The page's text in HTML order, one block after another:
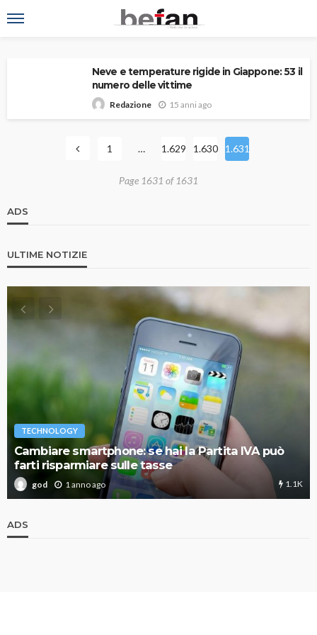
Neve e temperature rigide in Giappone: 53 il
numero delle vittime
Redazione 15 anni ago
1 … 1.629 1.630 1.631
Page 1631 of 1631
ADS
ULTIME NOTIZIE
TECHNOLOGY
Cambiare smartphone: se hai la Partita IVA può
farti risparmiare sulle tasse
god 1 anno ago 1.1K
ADS